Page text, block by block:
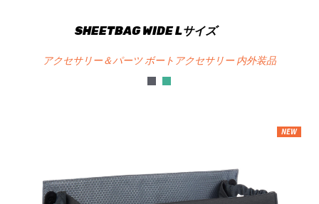
SHEETBAG WIDE Lサイズ
アクセサリー＆パーツ ボートアクセサリー 内外装品
NEW